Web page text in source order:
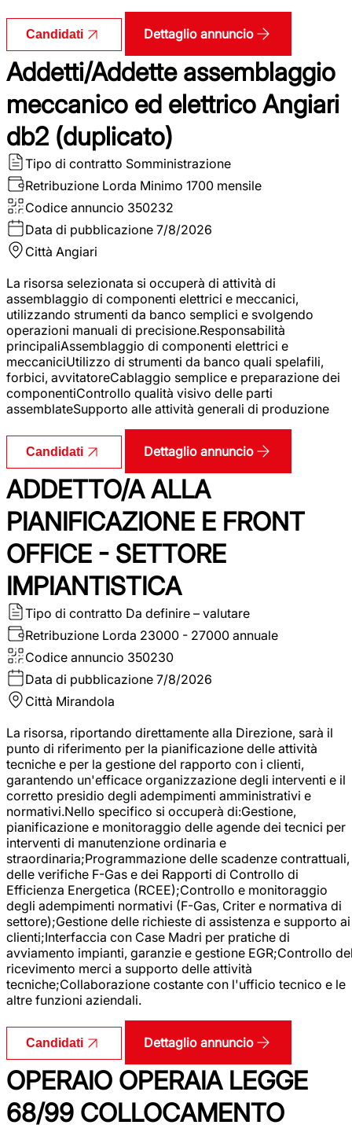
Candidati Dettaglio annuncio
Addetti/Addette assemblaggio
meccanico ed elettrico Angiari
db2 (duplicato)
Tipo di contratto Somministrazione
Retribuzione Lorda Minimo 1700 mensile
Codice annuncio 350232
Data di pubblicazione 7/8/2026
Città Angiari
La risorsa selezionata si occuperà di attività di
assemblaggio di componenti elettrici e meccanici,
utilizzando strumenti da banco semplici e svolgendo
operazioni manuali di precisione.Responsabilità
principaliAssemblaggio di componenti elettrici e
meccaniciUtilizzo di strumenti da banco quali spelafili,
forbici, avvitatoreCablaggio semplice e preparazione dei
componentiControllo qualità visivo delle parti
assemblateSupporto alle attività generali di produzione
Candidati Dettaglio annuncio
ADDETTO/A ALLA
PIANIFICAZIONE E FRONT
OFFICE - SETTORE
IMPIANTISTICA
Tipo di contratto Da definire – valutare
Retribuzione Lorda 23000 - 27000 annuale
Codice annuncio 350230
Data di pubblicazione 7/8/2026
Città Mirandola
La risorsa, riportando direttamente alla Direzione, sarà il
punto di riferimento per la pianificazione delle attività
tecniche e per la gestione del rapporto con i clienti,
garantendo un'efficace organizzazione degli interventi e il
corretto presidio degli adempimenti amministrativi e
normativi.Nello specifico si occuperà di:Gestione,
pianificazione e monitoraggio delle agende dei tecnici per
interventi di manutenzione ordinaria e
straordinaria;Programmazione delle scadenze contrattuali,
delle verifiche F-Gas e dei Rapporti di Controllo di
Efficienza Energetica (RCEE);Controllo e monitoraggio
degli adempimenti normativi (F-Gas, Criter e normativa di
settore);Gestione delle richieste di assistenza e supporto ai
clienti;Interfaccia con Case Madri per pratiche di
avviamento impianti, garanzie e gestione EGR;Controllo
ricevimento merci a supporto delle attività
tecniche;Collaborazione costante con l'ufficio tecnico e le
altre funzioni aziendali.
Candidati Dettaglio annuncio
OPERAIO OPERAIA LEGGE
68/99 COLLOCAMENTO